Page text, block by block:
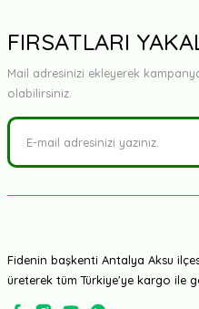
FIRSATLARI
Mail adresinizi ekleyerek
olabilirsiniz.
Fidenin başkenti Antalya Aksu
üreterek tüm Türkiye'ye kargo ile